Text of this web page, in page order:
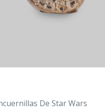
De Star Wars